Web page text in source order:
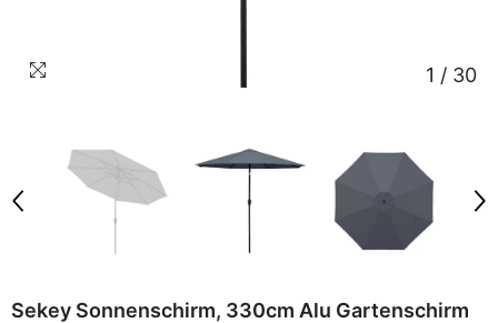
1 / 30
Sekey Sonnenschirm, 330cm Alu Gartenschirm